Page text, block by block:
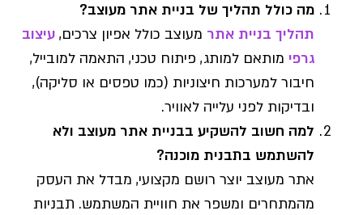
מה כולל תהליך של בניית אתר מעוצב?
תהליך בניית אתר מעוצב כולל אפיון צרכים, עיצוב
גרפי מותאם למותג, פיתוח טכני, התאמה למובייל,
חיבור למערכות חיצוניות (כמו טפסים או סליקה),
ובדיקות לפני עלייה לאוויר.
למה חשוב להשקיע בבניית אתר מעוצב ולא
להשתמש בתבנית מוכנה?
אתר מעוצב יוצר רושם מקצועי, מבדל את העסק
מהמתחרים ומשפר את חוויית המשתמש. תבניות